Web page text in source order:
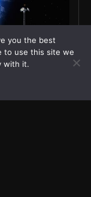
you the best
to use this site we
with it.